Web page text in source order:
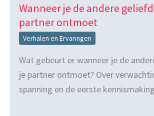
Wanneer je de andere
partner ontmoet
Verhalen en Ervaringen
Wat gebeurt er wanneer je de
je partner ontmoet? Over
spanning en de eerste